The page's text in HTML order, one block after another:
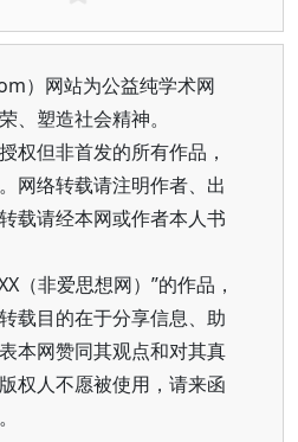
）网站为公益纯学术网
、塑造社会精神。
权但非首发的所有作品，
网络转载请注明作者、出
载请经本网或作者本人书
（非爱思想网）”的作品，
载目的在于分享信息、助
本网赞同其观点和对其真
权人不愿被使用，请来函